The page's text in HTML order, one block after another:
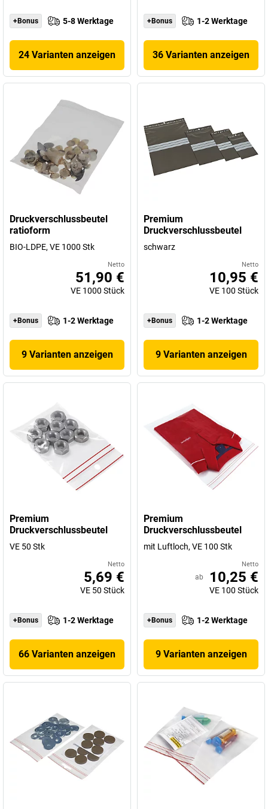
+Bonus 5-8 Werktage
24 Varianten anzeigen
+Bonus 1-2 Werktage
36 Varianten anzeigen
Druckverschlussbeutel
ratioform
BIO-LDPE, VE 1000 Stk
Netto
51,90 €
VE 1000 Stück
+Bonus 1-2 Werktage
9 Varianten anzeigen
Premium
Druckverschlussbeutel
schwarz
Netto
10,95 €
VE 100 Stück
+Bonus 1-2 Werktage
9 Varianten anzeigen
Premium
Druckverschlussbeutel
VE 50 Stk
Netto
5,69 €
VE 50 Stück
+Bonus 1-2 Werktage
66 Varianten anzeigen
Premium
Druckverschlussbeutel
mit Luftloch, VE 100 Stk
Netto
ab 10,25 €
VE 100 Stück
+Bonus 1-2 Werktage
9 Varianten anzeigen